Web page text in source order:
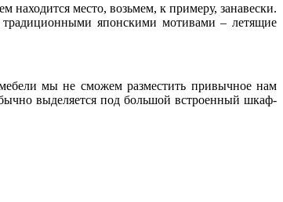
место, возьмем, к примеру, занавески.
японскими мотивами – летящие
мы не сможем разместить привычное нам
выделяется под большой встроенный шкаф-